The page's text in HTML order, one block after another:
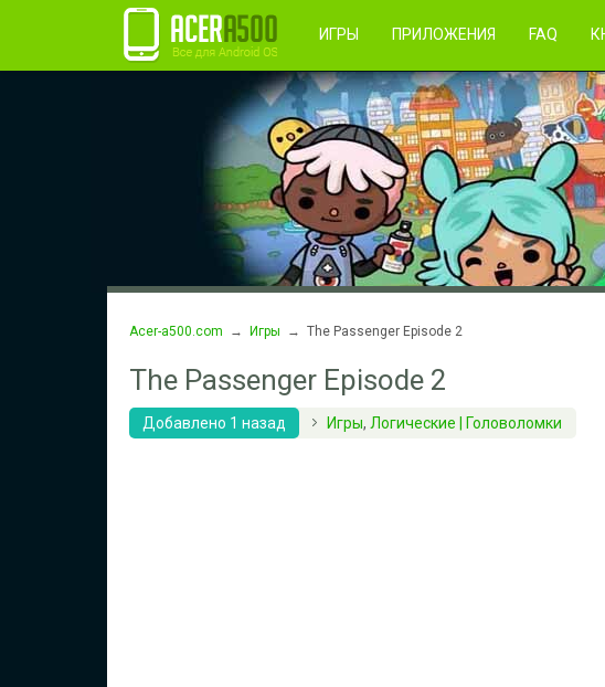
Регистрация Правила пользования Возникли проблемы?
ИГРЫ ПРИЛОЖЕНИЯ FAQ
Acer-a500.com → Игры → The Passenger Episode 2
The Passenger Episode 2
Добавлено 1 назад Игры, Логические | Головоломки